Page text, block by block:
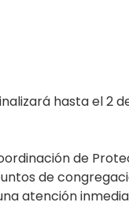
hasta el 2
de
de
atención